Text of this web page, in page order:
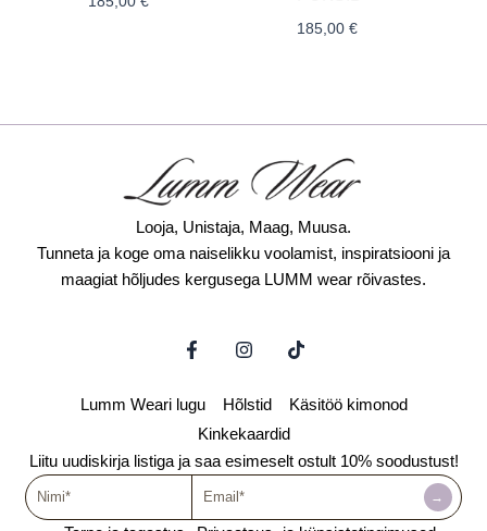
185,00€
Looja, Unistaja, Maag, Muusa.
Tunneta ja koge oma naiselikku voolamist, inspiratsiooni ja
maagiat hõljudes kergusega LUMM wear rõivastes.
F
a
b
o
k
I
n
t
a
g
r
a
m
T
i
t
o
Lumm Weari lugu Hõlstid
Käsitöö kimonod
Kinkekaardid
Liitu uudiskirja listiga ja saa esimeselt ostult 10% soodustust!
Nimi
→